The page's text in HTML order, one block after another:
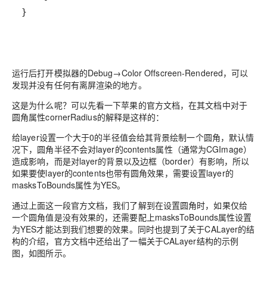
}
运行后打开模拟器的Debug→Color Offscreen-Rendered，可以
发现并没有任何有离屏渲染的地方。
这是为什么呢？可以先看一下苹果的官方文档，在其文档中对于
圆角属性cornerRadius的解释是这样的：
给layer设置一个大于0的半径值会给其背景绘制一个圆角，默认情
况下，圆角半径不会对layer的contents属性（通常为CGImage）
造成影响，而是对layer的背景以及边框（border）有影响，所以
如果要使layer的contents也带有圆角效果，需要设置layer的
masksToBounds属性为YES。
通过上面这一段官方文档，我们了解到在设置圆角时，如果仅给
一个圆角值是没有效果的，还需要配上masksToBounds属性设置
为YES才能达到我们想要的效果。同时也提到了关于CALayer的结
构的介绍，官方文档中还给出了一幅关于CALayer结构的示例
图，如图所示。